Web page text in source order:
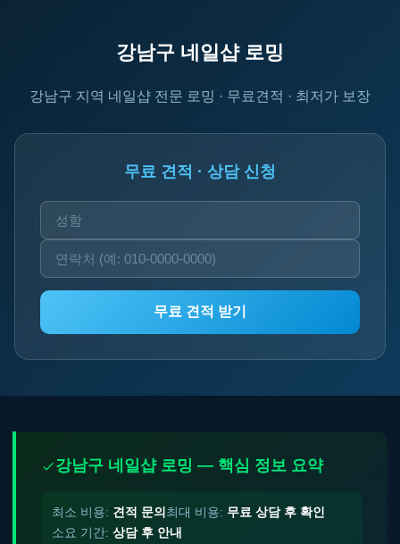
강남구 네일샵 로밍
강남구 지역 네일샵 전문 로밍 · 무료견적 · 최저가 보장
무료 견적 · 상담 신청
무료 견적 받기
강남구 네일샵 로밍 — 핵심 정보 요약
최소 비용: 견적 문의 최대 비용: 무료 상담 후 확인
소요 기간: 상담 후 안내